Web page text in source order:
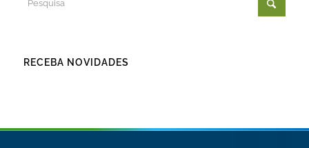
RECEBA NOVIDADES